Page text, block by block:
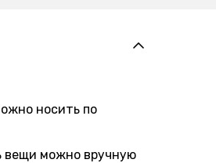
носить по
вещи можно вручную